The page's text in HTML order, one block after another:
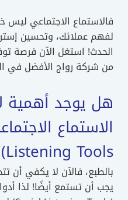
فالاستماع الاجتماعي ليس
لفهم عملائك، وتحسين
الحدث! استغل الآن فرصة
من شركة رواج الأفضل في
هل يوجد أهمية
Listening Tools)؟
بالطبع، فالآن لا يكفي أن
يجب أن تستمع أيضًا! لذا